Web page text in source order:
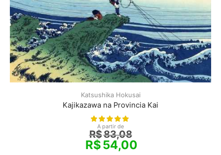
Katsushika Hokusai
Kajikazawa na Provincia Kai
A partir de
R$83,08
R$54,00